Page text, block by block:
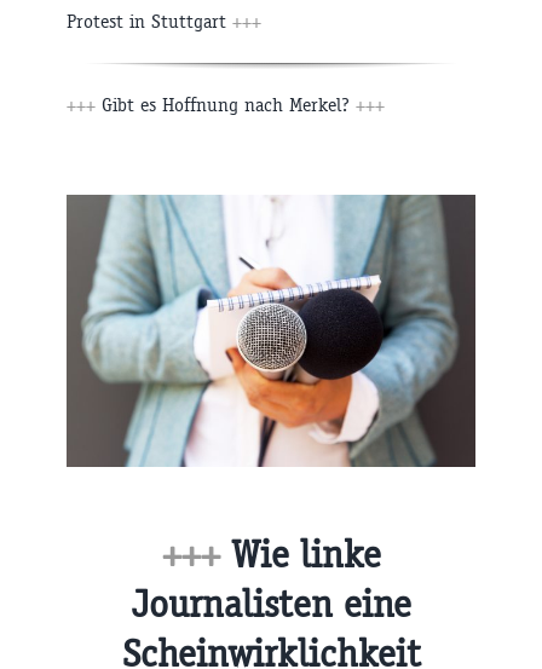
Protest in Stuttgart +++
+++ Gibt es Hoffnung nach Merkel? +++
+++ Wie linke
Journalisten eine
Scheinwirklichkeit